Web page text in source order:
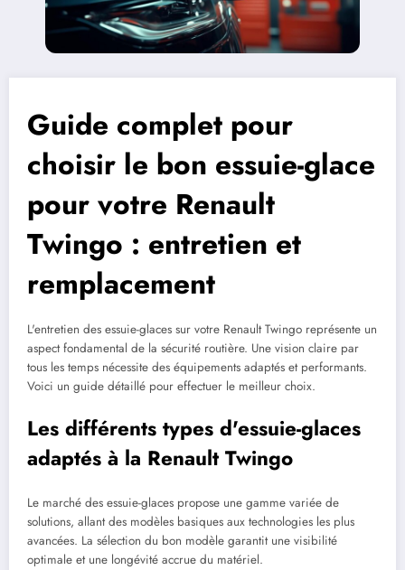
Guide complet pour
choisir le bon essuie-glace
pour votre Renault
Twingo : entretien et
remplacement
L'entretien des essuie-glaces sur votre Renault Twingo représente un
aspect fondamental de la sécurité routière. Une vision claire par
tous les temps nécessite des équipements adaptés et performants.
Voici un guide détaillé pour effectuer le meilleur choix.
Les différents types d'essuie-glaces
adaptés à la Renault Twingo
Le marché des essuie-glaces propose une gamme variée de
solutions, allant des modèles basiques aux technologies les plus
avancées. La sélection du bon modèle garantit une visibilité
optimale et une longévité accrue du matériel.